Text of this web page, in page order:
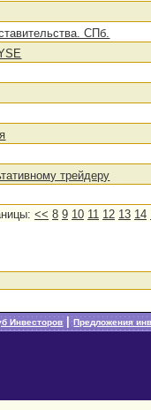
СПб.
трейдеру
<< 8 9 10 11 12 13 14
Инвесторов|Предложения